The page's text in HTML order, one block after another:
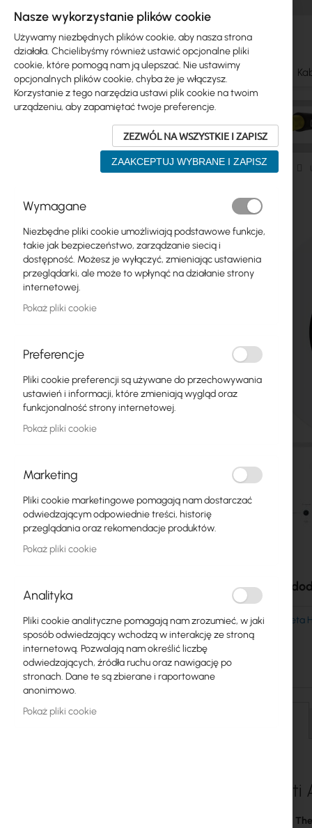
Ubiquiti Mikrotik WiFi & SOHO
Skip
product
list
Ubiquiti
Mikrotik
WiFi & SOHO
Anteny
Switch
Punkty dostępowe
Kable koncentryczne
Zasilanie
GPON
Kable LAN
Routery LAN
Licencje MikroTik
Monitoring, Smart Home IoT
Zewnętrzne urządzenia WiFi
na
galerii
początek
Akcesoria i
Ubiquiti AI Theta
Theta-Hub)
Ubiquiti AI
Nasze wykorzystanie plików cookie
Używamy niezbędnych plików cookie, aby nasza strona
działała. Chcielibyśmy również ustawić opcjonalne pliki
cookie, które pomogą nam ją ulepszać. Nie ustawimy
opcjonalnych plików cookie, chyba że je włączysz.
Korzystanie z tego narzędzia ustawi plik cookie na twoim
urządzeniu, aby zapamiętać twoje preferencje.
ZEZWÓL NA WSZYSTKIE I ZAPISZ
ZAAKCEPTUJ WYBRANE I ZAPISZ
Wymagane
Niezbędne pliki cookie umożliwiają podstawowe funkcje,
takie jak bezpieczeństwo, zarządzanie siecią i
dostępność. Możesz je wyłączyć, zmieniając ustawienia
przeglądarki, ale może to wpłynąć na działanie strony
internetowej.
Pokaż pliki cookie
Preferencje
Pliki cookie preferencji są używane do przechowywania
ustawień i informacji, które zmieniają wygląd oraz
funkcjonalność strony internetowej.
Pokaż pliki cookie
Marketing
Pliki cookie marketingowe pomagają nam dostarczać
odwiedzającym odpowiednie treści, historię
przeglądania oraz rekomendacje produktów.
Pokaż pliki cookie
Analityka
Pliki cookie analityczne pomagają nam zrozumieć, w jaki
sposób odwiedzający wchodzą w interakcję ze stroną
internetową. Pozwalają nam określić liczbę
odwiedzających, źródła ruchu oraz nawigację po
stronach. Dane te są zbierane i raportowane
anonimowo.
Pokaż pliki cookie